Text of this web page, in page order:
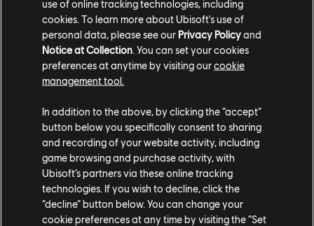
En una época en la que se libraba una guerra terrible,
Lord Ramiel acabó con el derramamiento de sangre
mítica que escupía fuego. El Guiverno ayudó al Caballero
a derrotar a sus enemigos y, juntos, protegieron
Heathmoor durante generaciones.
No te pierdas las armas de la Edad de oro de Heathmoor
con el pase del Legado Y6S1. Consigue 100 niveles de
recompensas previas para todos los héroes con armas y
use of online tracking technologies, including
cookies. To learn more about Ubisoft's use of
personal data, please see our Privacy Policyand
Notice at Collection. You can set your cookies
preferences at anytime by visiting ourcookie
management tool.
In addition to the above, by clicking the “accept”
button below you specifically consent to sharing
and recording of your website activity, including
game browsing and purchase activity, with
Ubisoft’s partners via these online tracking
technologies. If you wish to decline, click the
“decline” button below. You can change your
cookie preferences at any time by visiting the “Set